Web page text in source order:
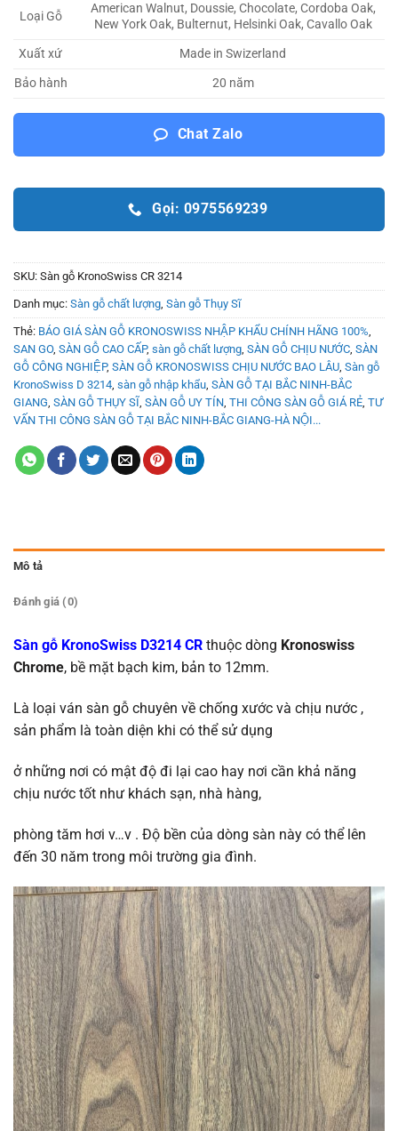
Loại Gỗ
American Walnut, Doussie, Chocolate, Cordoba Oak,
New York Oak, Bulternut, Helsinki Oak, Cavallo Oak
Xuất xứ
Made in Swizerland
Bảo hành
20 năm
Chat Zalo
Gọi: 0975569239
SKU: Sàn gỗ KronoSwiss CR 3214
Danh mục: Sàn gỗ chất lượng, Sàn gỗ Thụy Sĩ
Thẻ: BÁO GIÁ SÀN GỖ KRONOSWISS NHẬP KHẨU CHÍNH HÃNG 100%,
SAN GO, SÀN GỖ CAO CẤP, sàn gỗ chất lượng, SÀN GỖ CHỊU NƯỚC, SÀN
GỖ CÔNG NGHIỆP, SÀN GỖ KRONOSWISS CHỊU NƯỚC BAO LÂU, Sàn gỗ
KronoSwiss D 3214, sàn gỗ nhập khẩu, SÀN GỖ TẠI BẮC NINH-BẮC
GIANG, SÀN GỖ THỤY SĨ, SÀN GỖ UY TÍN, THI CÔNG SÀN GỖ GIÁ RẺ, TƯ
VẤN THI CÔNG SÀN GỖ TẠI BẮC NINH-BẮC GIANG-HÀ NỘI...
Mô tả
Đánh giá (0)
Sàn gỗ KronoSwiss D3214 CR thuộc dòng Kronoswiss
Chrome, bề mặt bạch kim, bản to 12mm.
Là loại ván sàn gỗ chuyên về chống xước và chịu nước ,
sản phẩm là toàn diện khi có thể sử dụng
ở những nơi có mật độ đi lại cao hay nơi cần khả năng
chịu nước tốt như khách sạn, nhà hàng,
phòng tăm hơi v…v . Độ bền của dòng sàn này có thể lên
đến 30 năm trong môi trường gia đình.